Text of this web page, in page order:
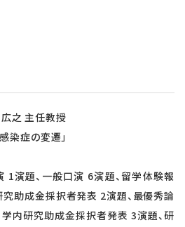
之 主任教授
染症の変遷」
1演題、一般口演 6演題、留学体験報
究助成金採択者発表 2演題、最優秀論
学内研究助成金採択者発表 3演題、研